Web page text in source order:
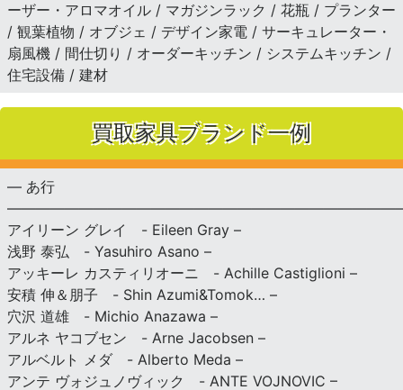
ーザー・アロマオイル / マガジンラック / 花瓶 / プランター
/ 観葉植物 / オブジェ / デザイン家電 / サーキュレーター・
扇風機 / 間仕切り / オーダーキッチン / システムキッチン /
住宅設備 / 建材
買取家具ブランド一例
— あ行
アイリーン グレイ - Eileen Gray –
浅野 泰弘 - Yasuhiro Asano –
アッキーレ カスティリオーニ - Achille Castiglioni –
安積 伸＆朋子 - Shin Azumi&Tomok… –
穴沢 道雄 - Michio Anazawa –
アルネ ヤコブセン - Arne Jacobsen –
アルベルト メダ - Alberto Meda –
アンテ ヴォジュノヴィック - ANTE VOJNOVIC –